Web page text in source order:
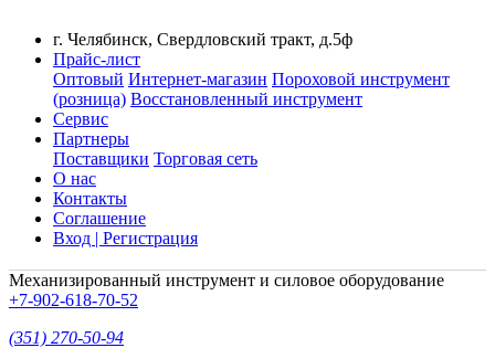
г. Челябинск, Свердловский тракт, д.5ф
Прайс-лист
Оптовый Интернет-магазин Пороховой инструмент
(розница) Восстановленный инструмент
Сервис
Партнеры
Поставщики Торговая сеть
О нас
Контакты
Соглашение
Вход | Регистрация
Механизированный инструмент и силовое оборудование
+7-902-618-70-52
(351) 270-50-94